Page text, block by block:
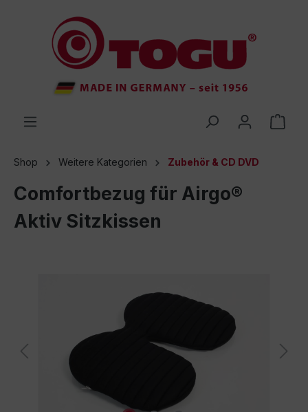
springen
Shop Weitere Kategorien Zubehör & CD DVD
Comfortbezug für Airgo®
Aktiv Sitzkissen